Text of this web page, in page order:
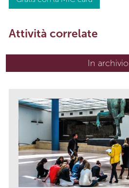
Attività correlate
In archivio